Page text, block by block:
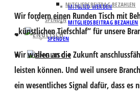
MITGLIED WERDEN
MITGLIEDSBEITRAG BEZAHLEN
SPENDEN
MITGLIEDSBEITRAG BEZAHLEN
SPENDEN
Wir fordern einen Runden Tisch mit
„künstlichen Tiefschlaf“ für unsere
Wir wollen an die Zukunft
leisten können. Und weil unsere
ein wesentliches Signal dafür, dass es